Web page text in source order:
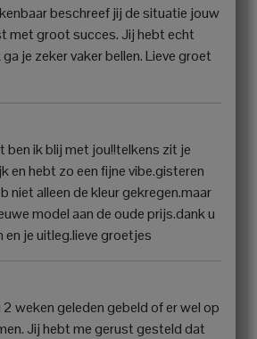
beschreef jij de situatie jouw
met groot succes. Jij hebt echt
ga je zeker vaker bellen. Lieve groet
ben ik blij met jou!!telkens zit je
en hebt zo een fijne vibe.gisteren
niet alleen de kleur gekregen.maar
model aan de oude prijs.dank u
je uitleg.lieve groetjes
2 weken geleden gebeld of er wel op
Jij hebt me gerust gesteld dat